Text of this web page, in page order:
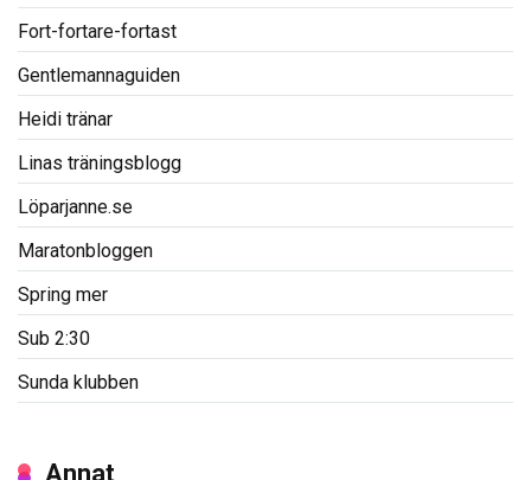
Fort-fortare-fortast
Gentlemannaguiden
Heidi tränar
Linas träningsblogg
Löparjanne.se
Maratonbloggen
Spring mer
Sub 2:30
Sunda klubben
Annat